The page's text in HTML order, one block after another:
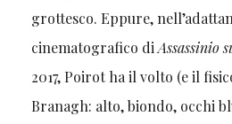
grottesco. Eppure,
cinematografico diAssassinio
2017, Poirot ha il volto (e il
Branagh: alto, biondo, occhi